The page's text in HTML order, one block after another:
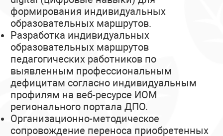
формирования индивидуальных
образовательных маршрутов.
Разработка индивидуальных
образовательных маршрутов
педагогических работников по
выявленным профессиональным
дефицитам согласно индивидуальным
профилям на веб-ресурсе ИОМ
регионального портала ДПО.
Организационно-методическое
сопровождение переноса приобретенных